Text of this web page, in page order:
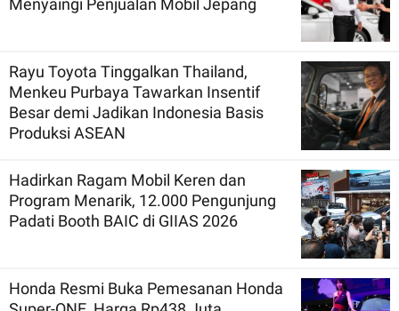
Rayu Toyota Tinggalkan Thailand,
Menkeu Purbaya Tawarkan Insentif
Besar demi Jadikan Indonesia Basis
Produksi ASEAN
Hadirkan Ragam Mobil Keren dan
Program Menarik, 12.000 Pengunjung
Padati Booth BAIC di GIIAS 2026
Honda Resmi Buka Pemesanan Honda